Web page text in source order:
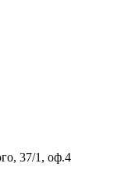
37/1, оф.4